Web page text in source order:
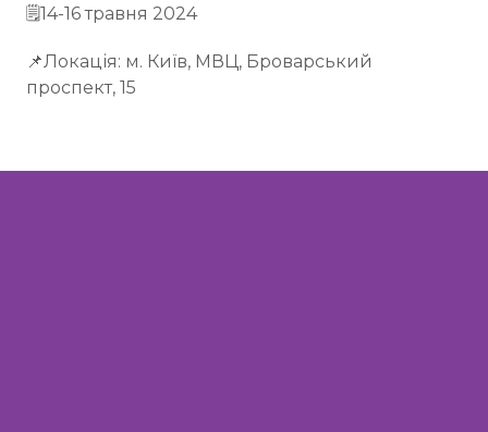
🗒14-16 травня 2024
📌Локація: м. Київ, МВЦ, Броварський
проспект, 15